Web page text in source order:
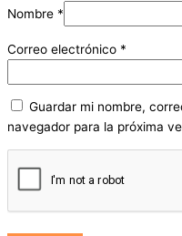
Nombre *
Correo electrónico *
Guardar mi nombre,
navegador para la próxima